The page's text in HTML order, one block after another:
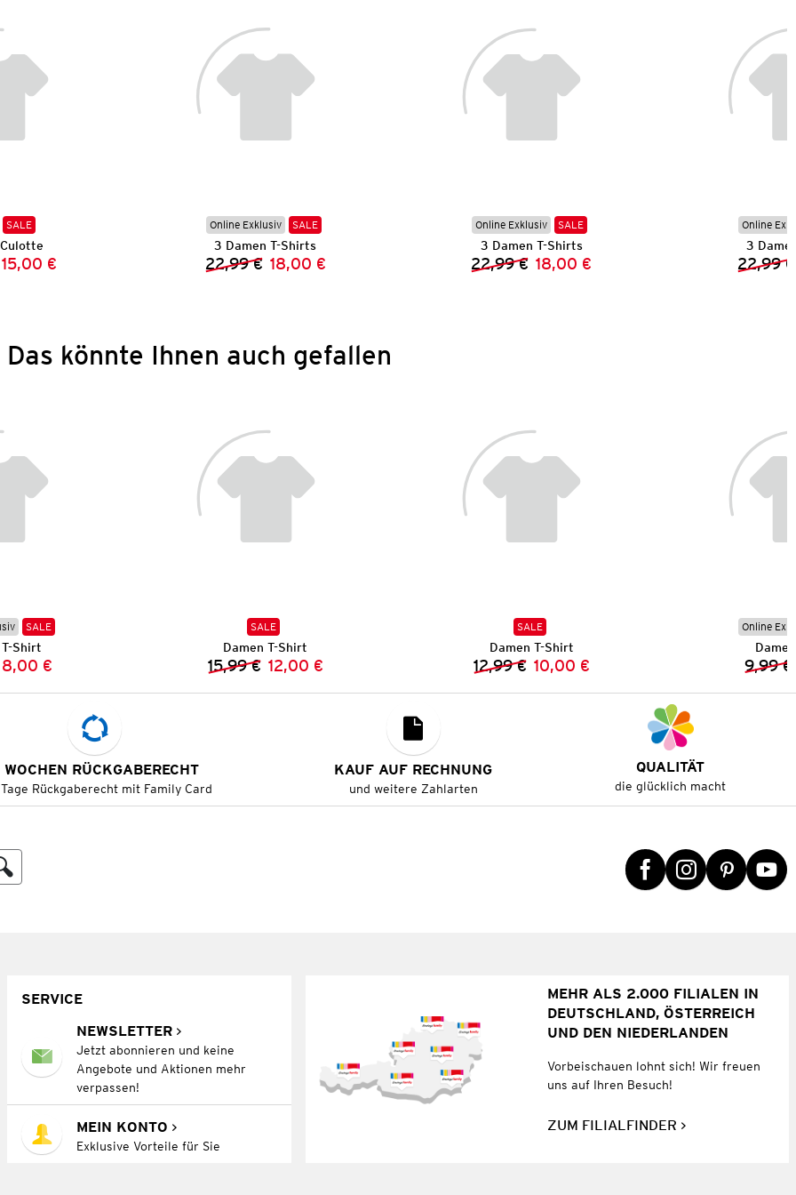
SALE
Preis:
Preis:
15,00 €
Online Exklusiv SALE
3 Damen T-Shirts
Vorheriger Preis:
22,99 € Neuer Preis:
18,00 €
Online Exklusiv SALE
3 Damen T-Shirts
Vorheriger Preis:
22,99 € Neuer Preis:
18,00 €
Online
3
22,99 €
Das könnte Ihnen auch gefallen
SALE
Shirt
Preis:
Preis:
8,00 €
SALE
Damen T-Shirt
Vorheriger Preis:
15,99 € Neuer Preis:
12,00 €
SALE
Damen T-Shirt
Vorheriger Preis:
12,99 € Neuer Preis:
10,00 €
Online
9,99 €
RÜCKGABERECHT
Rückgaberecht mit Family Card
KAUF AUF RECHNUNG
und weitere Zahlarten
QUALITÄT
die glücklich macht
SERVICE
NEWSLETTER
Jetzt abonnieren und keine
Angebote und Aktionen mehr
verpassen!
MEIN KONTO
Exklusive Vorteile für Sie
MEHR ALS 2.000 FILIALEN IN
DEUTSCHLAND, ÖSTERREICH
UND DEN NIEDERLANDEN
Vorbeischauen lohnt sich! Wir freuen
uns auf Ihren Besuch!
ZUM FILIALFINDER